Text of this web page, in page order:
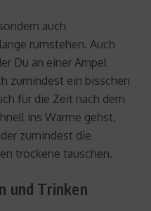
auch
rumstehen. Auch
Du an einer Ampel
zumindest ein bisschen
für die Zeit nach dem
ins Warme gehst,
zumindest die
trockene tauschen.
und Trinken